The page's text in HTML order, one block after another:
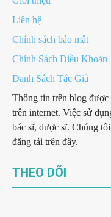
Liên hệ
Chính sách bảo mật
Chính Sách Điều Khoản
Danh Sách Tác Giả
Thông tin trên blog được
trên internet. Việc sử
bác sĩ, dược sĩ. Chúng
đăng tải trên đây.
THEO DÕI